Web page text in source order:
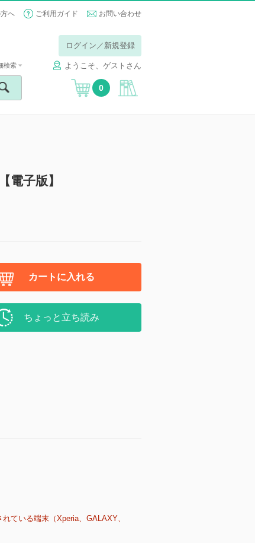
へ ご利用ガイド お問い合わせ
ログイン／新規登録
ようこそ、ゲストさん
検索
0
子版】
カートに入れる
ちょっと立ち読み
ている端末（Xperia、GALAXY、